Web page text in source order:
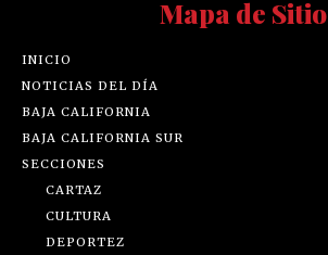
Mapa de Sitio
INICIO
NOTICIAS DEL DÍA
BAJA CALIFORNIA
BAJA CALIFORNIA SUR
SECCIONES
CARTAZ
CULTURA
DEPORTEZ